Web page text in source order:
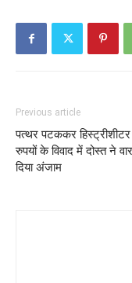
Previous article
पत्थर पटककर हिस्ट्रीशीटर
रुपयों के विवाद में दोस्त ने
दिया अंजाम